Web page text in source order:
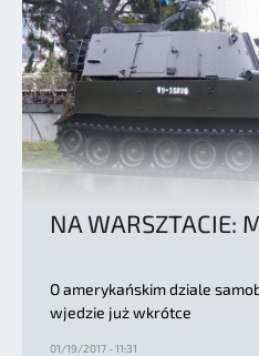
NA WARSZTACIE:
O amerykańskim dziale
wjedzie już wkrótce
01/19/2017 - 11:31